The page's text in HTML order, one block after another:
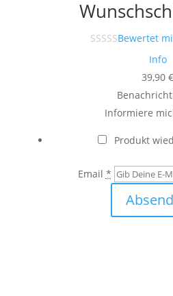
Bewertet
Info
39,90€
Informiere
Produkt
Email *